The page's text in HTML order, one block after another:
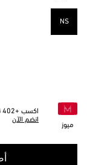
NS
ميوز
اكسب +402
انضم الآن